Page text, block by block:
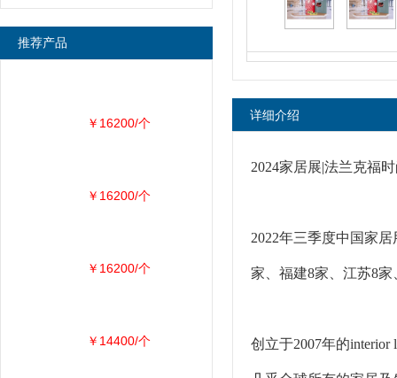
详细介绍
2024家居展|法兰克福
2022年三季度中国家
家、福建8家、江苏8
创立于2007年的
推荐产品
￥16200/个
￥16200/个
￥16200/个
￥14400/个